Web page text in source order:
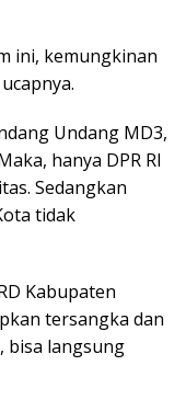
ini, kemungkinan
Undang MD3,
hanya DPR RI
Sedangkan
tidak
Kabupaten
tersangka dan
bisa langsung